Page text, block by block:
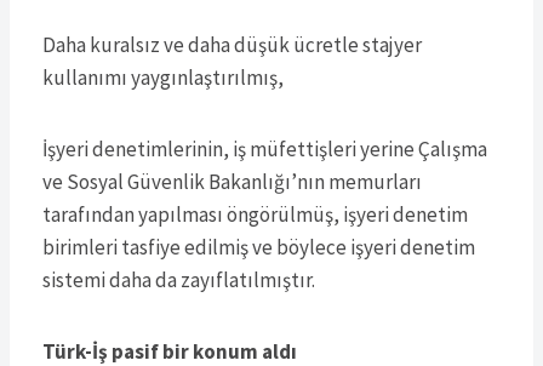
Daha kuralsız ve daha düşük ücretle stajyer
kullanımı yaygınlaştırılmış,
İşyeri denetimlerinin, iş müfettişleri yerine Çalışma
ve Sosyal Güvenlik Bakanlığı’nın memurları
tarafından yapılması öngörülmüş, işyeri denetim
birimleri tasfiye edilmiş ve böylece işyeri denetim
sistemi daha da zayıflatılmıştır.
Türk-İş pasif bir konum aldı